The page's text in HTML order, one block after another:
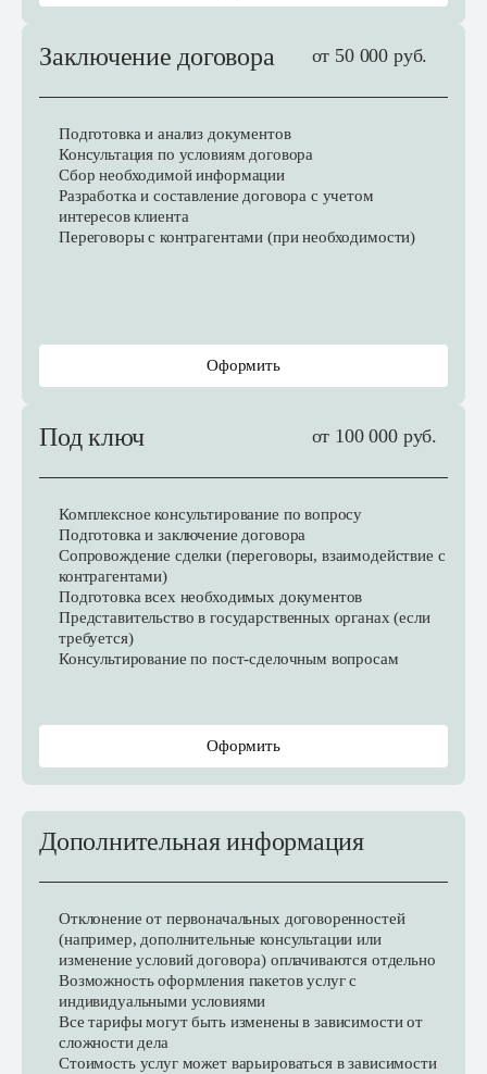
Заключение договора от 50 000 руб.
Подготовка и анализ документов
Консультация по условиям договора
Сбор необходимой информации
Разработка и составление договора с учетом
интересов клиента
Переговоры с контрагентами (при необходимости)
Оформить
Под ключ от 100 000 руб.
Комплексное консультирование по вопросу
Подготовка и заключение договора
Сопровождение сделки (переговоры, взаимодействие с
контрагентами)
Подготовка всех необходимых документов
Представительство в государственных органах (если
требуется)
Консультирование по пост-сделочным вопросам
Оформить
Дополнительная информация
Отклонение от первоначальных договоренностей
(например, дополнительные консультации или
изменение условий договора) оплачиваются отдельно
Возможность оформления пакетов услуг с
индивидуальными условиями
Все тарифы могут быть изменены в зависимости от
сложности дела
Стоимость услуг может варьироваться в зависимости